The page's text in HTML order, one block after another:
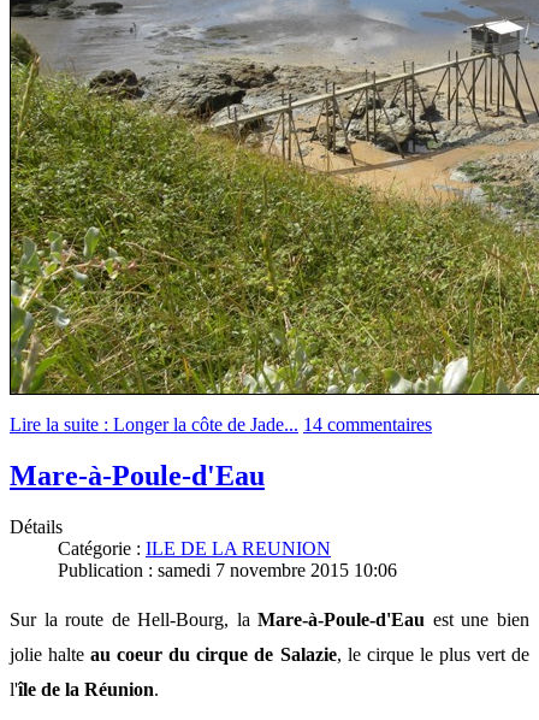
Lire la suite : Longer la côte de Jade... 14 commentaires
Mare-à-Poule-d'Eau
Détails
Catégorie : ILE DE LA REUNION
Publication : samedi 7 novembre 2015 10:06
Sur la route de Hell-Bourg, laMare-à-Poule-d'Eau est une bien
jolie halteau coeur du cirque de Salazie, le cirque le plus vert de
l'île de la Réunion.